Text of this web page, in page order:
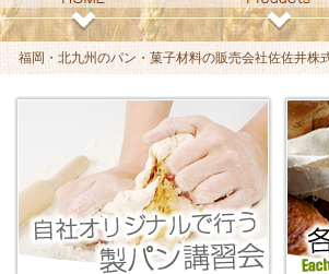
福岡・北九州のパン・菓子材料の販売会社佐佐井